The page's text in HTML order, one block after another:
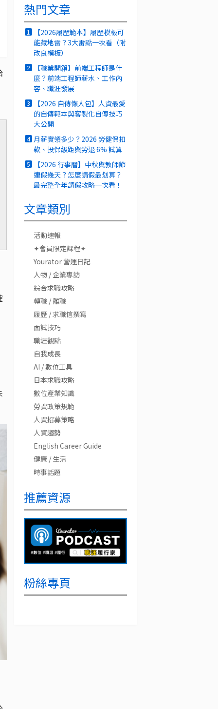
熱門文章
1
【2026履歷範本】履歷模板可
能藏地雷？3大雷點一次看（附
改良模板）
2
【職業開箱】前端工程師是什
麼？前端工程師薪水、工作內
容、職涯發展
3
【2026 自傳懶人包】人資最愛
的自傳範本與客製化自傳技巧
大公開
4 月薪實領多少？2026 勞健保扣
款、投保級距與勞退 6% 試算
5
【2026 行事曆】中秋與教師節
連假幾天？怎麼請假最划算？
最完整全年請假攻略一次看！
文章類別
活動速報
✦會員限定課程✦
Yourator 營運日記
人物 / 企業專訪
綜合求職攻略
轉職 / 離職
履歷 / 求職信撰寫
面試技巧
職涯觀點
自我成長
AI / 數位工具
日本求職攻略
數位產業知識
勞資政策規範
人資招募策略
人資趨勢
English Career Guide
健康 / 生活
時事話題
推薦資源
粉絲專頁